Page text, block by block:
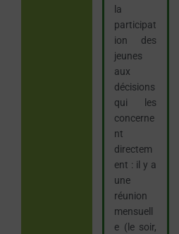
la
participat
ion des
jeunes
aux
décisions
qui les
concerne
nt
directem
ent : il y a
une
réunion
mensuell
e (le soir,